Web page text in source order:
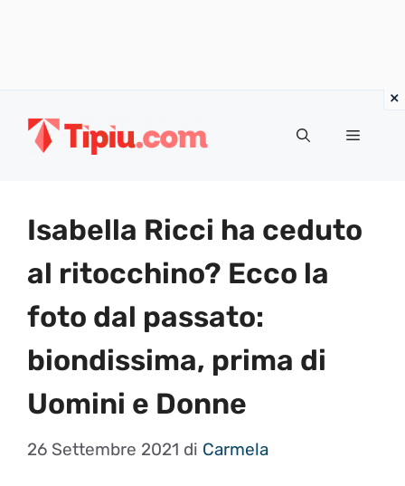
Menu
Isabella Ricci ha ceduto
al ritocchino? Ecco la
foto dal passato:
biondissima, prima di
Uomini e Donne
26 Settembre 2021 di Carmela